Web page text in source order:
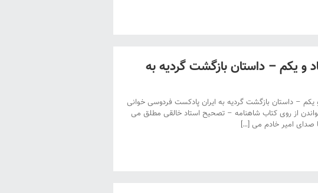
یکم – داستان بازگشت گردیه به
– داستان بازگشت گردیه به ایران پادکست فردوسی خوانی
از روی کتاب شاهنامه – تصحیح استاد خالقی مطلق می
صدای امیر خادم می […]